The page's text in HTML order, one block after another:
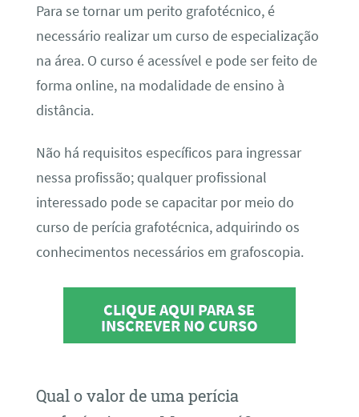
Para se tornar um perito grafotécnico, é
necessário realizar um curso de especialização
na área. O curso é acessível e pode ser feito de
forma online, na modalidade de ensino à
distância.
Não há requisitos específicos para ingressar
nessa profissão; qualquer profissional
interessado pode se capacitar por meio do
curso de perícia grafotécnica, adquirindo os
conhecimentos necessários em grafoscopia.
CLIQUE AQUI PARA SE
INSCREVER NO CURSO
Qual o valor de uma perícia